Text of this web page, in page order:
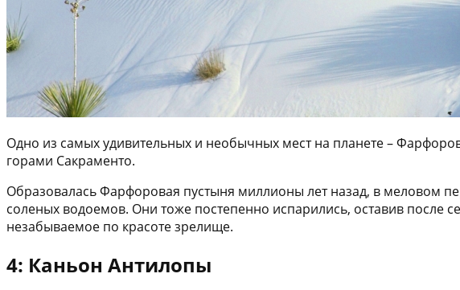
Одно из самых удивительных и необычных мест на планете –
горами Сакраменто.
Образовалась Фарфоровая пустыня миллионы лет назад, в меловом
соленых водоемов. Они тоже постепенно испарились, оставив
незабываемое по красоте зрелище.
4: Каньон Антилопы